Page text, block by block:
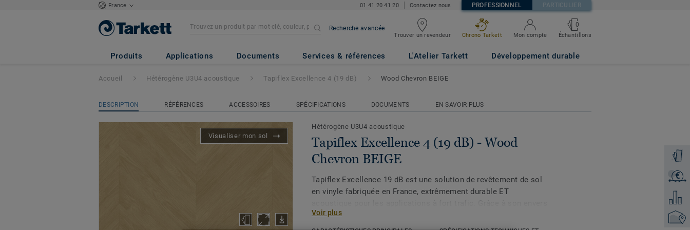
France 01 41 20 41 20 Contactez nous PROFESSIONNEL PARTICULIER
Recherche avancée
Trouver un revendeur Chrono Tarkett Mon compte
0
Échantillons
Produits Applications Documents Services & références L'Atelier Tarkett Développement durable
Tapiflex Excellence 4 (19 dB) - Wood Chevron BEIGE
€
Accueil Hétérogène U3U4 acoustique Tapiflex Excellence 4 (19 dB) Wood Chevron BEIGE
DESCRIPTION RÉFÉRENCES ACCESSOIRES SPÉCIFICATIONS DOCUMENTS EN SAVOIR PLUS
Visualiser mon sol
Hétérogène U3U4 acoustique
Tapiflex Excellence 4 (19 dB) - Wood
Chevron BEIGE
Tapiflex Excellence 19 dB est une solution de revêtement de sol
en vinyle fabriquée en France, extrêmement durable ET
en mousse haute densité, elle offre une excellente réduction
sonore (19 dB), un bon confort sous les pieds grâce à son
Voir plus